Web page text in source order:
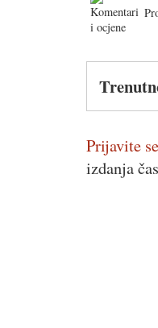
Prijavite
izdanja